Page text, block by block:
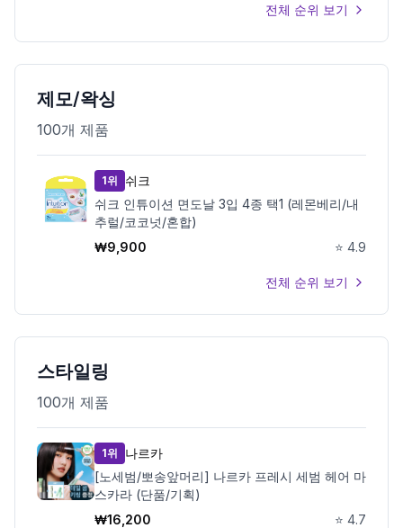
전체 순위 보기
제모/왁싱
100개 제품
1위
쉬크
쉬크 인튜이션 면도날 3입 4종 택1 (레몬베리/내
추럴/코코넛/혼합)
₩9,900 ⭐ 4.9
전체 순위 보기
스타일링
100개 제품
1위
나르카
[노세범/뽀송앞머리] 나르카 프레시 세범 헤어 마
스카라 (단품/기획)
₩16,200 ⭐ 4.7